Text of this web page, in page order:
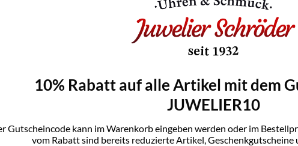
stehen.
10% Rabatt auf alle Artikel mit dem
JUWELIER10
Gutscheincode kann im Warenkorb eingeben werden oder im
vom Rabatt sind bereits reduzierte Artikel,